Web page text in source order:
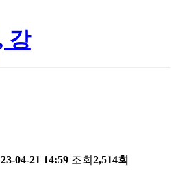
23-04-21 14:59 조회 2,514회